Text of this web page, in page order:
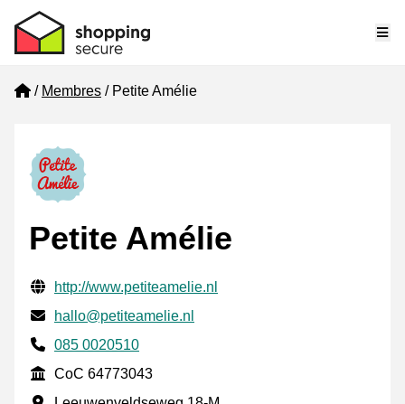
Home
Membres Petite Amélie
Petite Amélie
Informations de contact vérifiées
Website URL
http://www.petiteamelie.nl
E-mail
hallo@petiteamelie.nl
Phone number
085 0020510
CoC
CoC 64773043